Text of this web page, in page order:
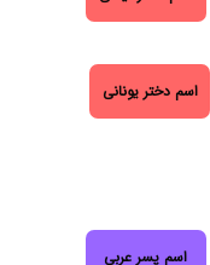
اسم دختر یونانی
اسم پسر عربی